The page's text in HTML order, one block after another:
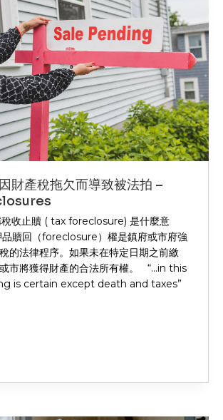
財產稅拖欠而導致被法拍 –
稅收止贖 ( tax foreclosure) 是什麼意
品贖回（foreclosure）權是鎮府或市府強
的法律程序。如果未在特定日期之前繳
市將獲得財產的合法所有權。 “…in this
is certain except death and taxes”